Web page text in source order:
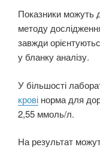
Показники можуть
методу
завжди
у бланку аналізу.
У більшості
крові норма для
2,55 ммоль/л.
На результат